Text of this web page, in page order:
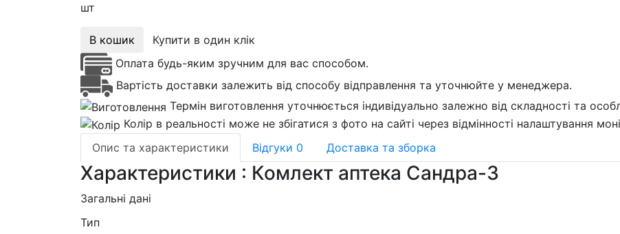
шт
В кошик
Купити в один клік
Оплата будь-яким зручним для вас способом.
Вартість доставки залежить від способу відправлення та уточнюйте у менеджера.
Термін виготовлення уточнюється індивідуально залежно від складності та
Колір в реальності може не збігатися з фото на сайті через відмінності налаштування
Опис та характеристики
Відгуки 0 Доставка та зборка
Характеристики : Комлект аптека Сандра-3
Загальні дані
Тип